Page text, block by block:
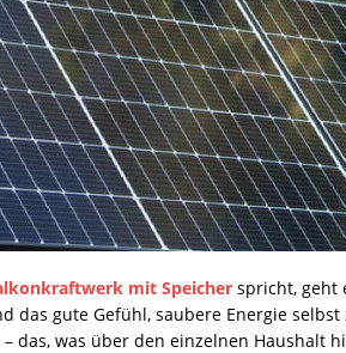
mit Speicher spricht, geht
das gute Gefühl, saubere Energie
das, was über den einzelnen Haushalt